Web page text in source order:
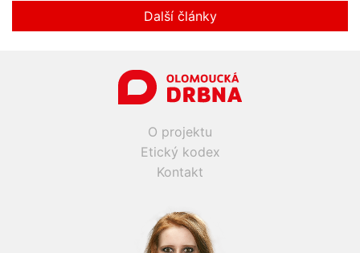
Další články
O projektu
Etický kodex
Kontakt